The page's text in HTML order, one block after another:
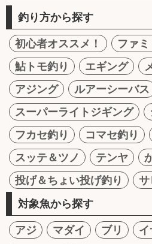
釣り方から探す
初心者オススメ！
ファ
鮎トモ釣り
エギング
アジング
ルアーシーバス
スーパーライトジギング
フカセ釣り
コマセ釣り
スッテ＆ツノ
テンヤ
投げ＆ちょい投げ釣り
サ
対象魚から探す
アジ マダイ ブリ イ